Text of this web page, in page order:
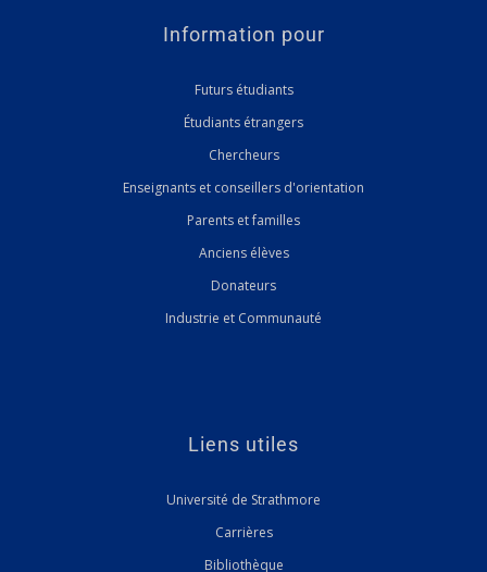
Information pour
Futurs étudiants
Étudiants étrangers
Chercheurs
Enseignants et conseillers d'orientation
Parents et familles
Anciens élèves
Donateurs
Industrie et Communauté
Liens utiles
Université de Strathmore
Carrières
Bibliothèque